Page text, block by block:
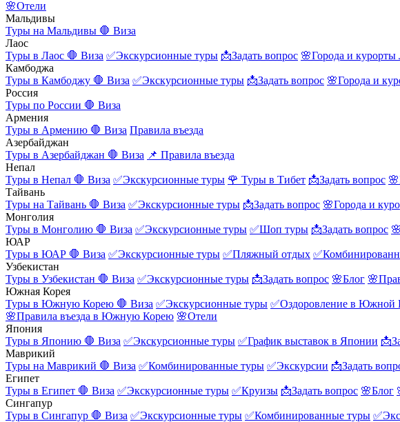
🌸Отели
Мальдивы
Туры на Мальдивы 🛑 Виза
Лаос
Туры в Лаос 🛑 Виза ✅Экскурсионные туры 📩Задать вопрос 🌸Города и курорты
Камбоджа
Туры в Камбоджу 🛑 Виза ✅Экскурсионные туры 📩Задать вопрос 🌸Города и
Россия
Туры по России 🛑 Виза
Армения
Туры в Армению 🛑 Виза Правила въезда
Азербайджан
Туры в Азербайджан 🛑 Виза 📌 Правила въезда
Непал
Туры в Непал 🛑 Виза ✅Экскурсионные туры 🌹 Туры в Тибет 📩Задать вопрос
Тайвань
Туры на Тайвань 🛑 Виза ✅Экскурсионные туры 📩Задать вопрос 🌸Города и
Монголия
Туры в Монголию 🛑 Виза ✅Экскурсионные туры ✅Шоп туры 📩Задать вопрос
ЮАР
Туры в ЮАР 🛑 Виза ✅Экскурсионные туры ✅Пляжный отдых
Узбекистан
Туры в Узбекистан 🛑 Виза ✅Экскурсионные туры 📩Задать вопрос 🌸Блог
Южная Корея
Туры в Южную Корею 🛑 Виза ✅Экскурсионные туры ✅Оздоровление в Южной
🌸Правила въезда в Южную Корею 🌸Отели
Япония
Туры в Японию 🛑 Виза ✅Экскурсионные туры ✅График выставок в Японии
Маврикий
Туры на Маврикий 🛑 Виза ✅Комбинированные туры ✅Экскурсии 📩Задать
Египет
Туры в Египет 🛑 Виза ✅Экскурсионные туры ✅Круизы 📩Задать вопрос 🌸Блог
Сингапур
Туры в Сингапур 🛑 Виза ✅Экскурсионные туры ✅Комбинированные туры